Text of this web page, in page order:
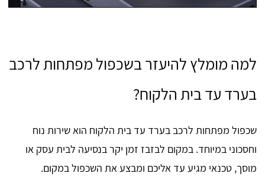
למה מומלץ להיעזר בשכפול מפתחות לרכב
בערד עד בית הלקוח?
שכפול מפתחות לרכב בערד עד בית הלקוח הוא שירות נוח
וחסכוני במיוחד. במקום לבזבז זמן יקר בנסיעה לבית עסק או
מוסך, טכנאי מגיע עד אליכם ומבצע את השכפול במקום.